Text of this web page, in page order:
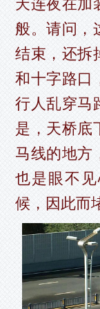
天连夜在加
般。请问，
结束，还拆
和十字路口
行人乱穿马
是，天桥底
马线的地方
也是眼不
候，因此而